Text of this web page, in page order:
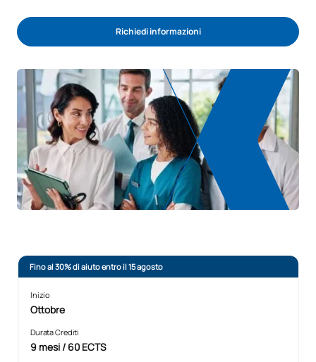
Richiedi informazioni
Fino al 30% di aiuto entro il 15 agosto
Inizio
Ottobre
Durata Crediti
9 mesi / 60 ECTS